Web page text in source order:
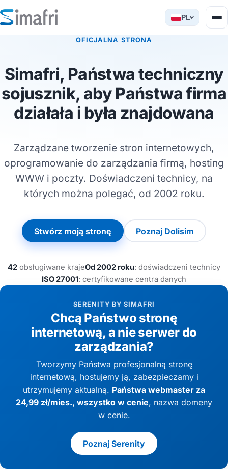
PL
OFICJALNA STRONA
Simafri, Państwa techniczny
sojusznik, aby Państwa firma
działała i była znajdowana
Zarządzane tworzenie stron internetowych,
oprogramowanie do zarządzania firmą, hosting
WWW i poczty. Doświadczeni technicy, na
których można polegać, od 2002 roku.
Stwórz moją stronę Poznaj Dolisim
42 obsługiwane krajeOd 2002 roku: doświadczeni technicy
ISO 27001: certyfikowane centra danych
SERENITY BY SIMAFRI
Chcą Państwo stronę
internetową, a nie serwer do
zarządzania?
Tworzymy Państwa profesjonalną stronę
internetową, hostujemy ją, zabezpieczamy i
utrzymujemy aktualną. Państwa webmaster za
24,99 zł/mies., wszystko w cenie, nazwa domeny
w cenie.
Poznaj Serenity